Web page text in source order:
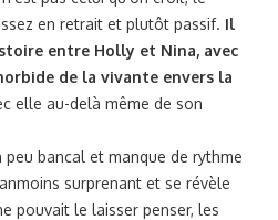
en retrait et plutôt passif. Il
entre Holly et Nina, avec
de la vivante envers la
elle au-delà même de son
peu bancal et manque de rythme
surprenant et se révèle
pouvait le laisser penser, les